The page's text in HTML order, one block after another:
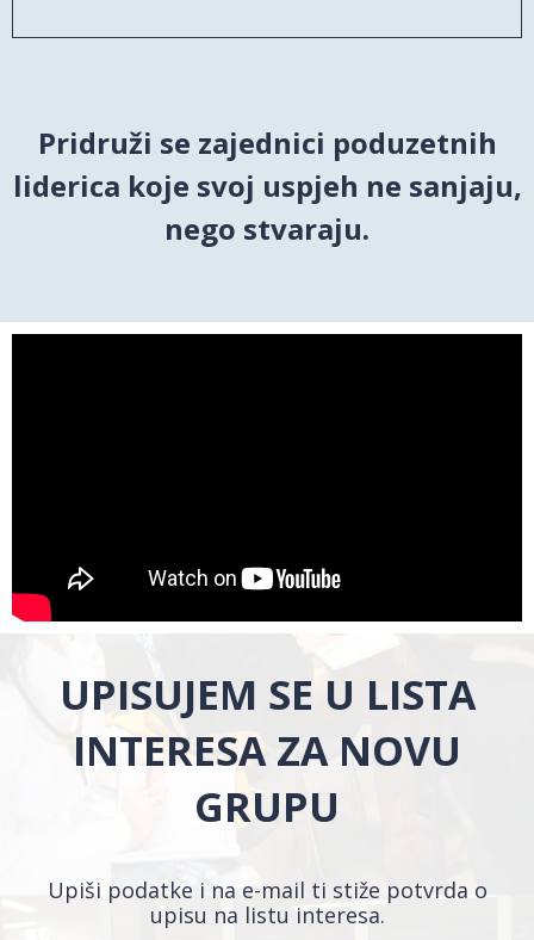
Pridruži se zajednici poduzetnih
liderica koje svoj uspjeh ne sanjaju,
nego stvaraju.
UPISUJEM SE U LISTA
INTERESA ZA NOVU
GRUPU
Upiši podatke i na e-mail ti stiže potvrda o
upisu na listu interesa.